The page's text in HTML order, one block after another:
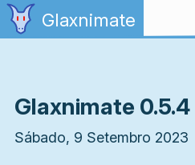
Ir para o conteúdo
Glaxnimate
Glaxnimate 0.5.4
Sábado, 9 Setembro